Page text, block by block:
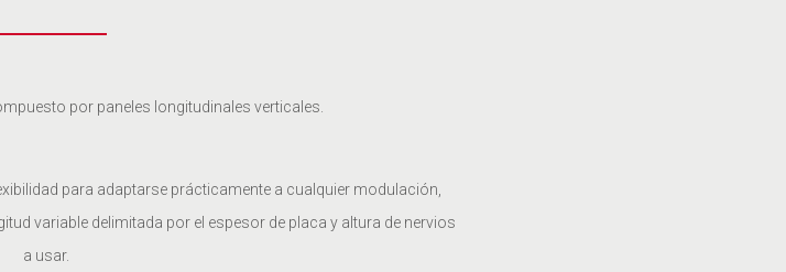
por paneles longitudinales verticales.
para adaptarse prácticamente a cualquier modulación,
variable delimitada por el espesor de placa y altura de nervios
a usar.